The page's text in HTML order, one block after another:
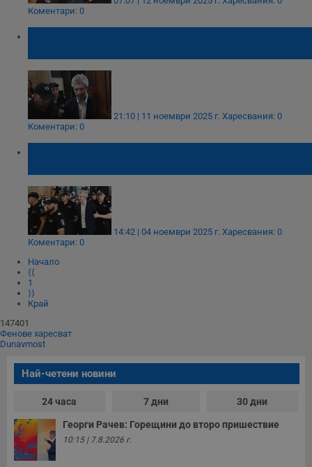
Коментари: 0
21:10 | 11 ноември 2025 г. Харесвания: 0
Коментари: 0
14:42 | 04 ноември 2025 г. Харесвания: 0
Коментари: 0
Начало
⟨⟨
1
⟩⟩
Край
147401
Фенове харесват
Dunavmost
Най-четени новини
24 часа 7 дни 30 дни
Георги Рачев: Горещини до второ пришествие
10:15 | 7.8.2026 г.